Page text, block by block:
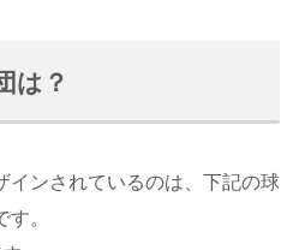
は？
インされているのは、下記の球
。